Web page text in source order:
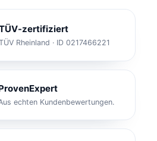
zertifiziert
Rheinland · ID 0217466221
echten Kundenbewertungen.